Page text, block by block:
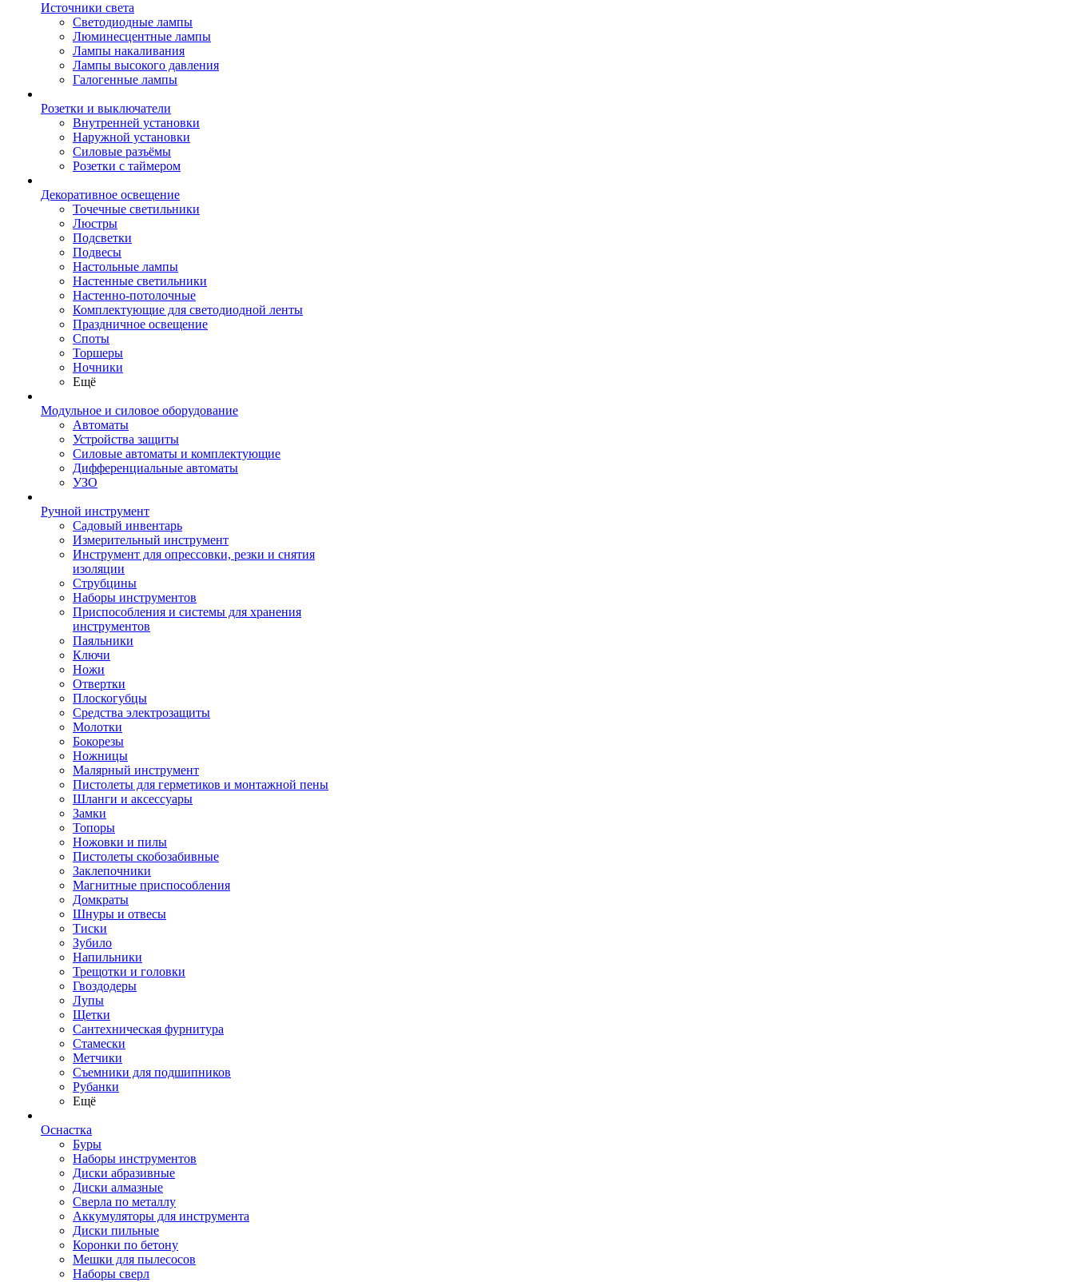
Источники света
Светодиодные лампы
Люминесцентные лампы
Лампы накаливания
Лампы высокого давления
Галогенные лампы
Розетки и выключатели
Внутренней установки
Наружной установки
Силовые разъёмы
Розетки с таймером
Декоративное освещение
Точечные светильники
Люстры
Подсветки
Подвесы
Настольные лампы
Настенные светильники
Настенно-потолочные
Комплектующие для светодиодной ленты
Праздничное освещение
Споты
Торшеры
Ночники
Ещё
Модульное и силовое оборудование
Автоматы
Устройства защиты
Силовые автоматы и комплектующие
Дифференциальные автоматы
УЗО
Ручной инструмент
Садовый инвентарь
Измерительный инструмент
Инструмент для опрессовки, резки и снятия
изоляции
Струбцины
Наборы инструментов
Приспособления и системы для хранения
инструментов
Паяльники
Ключи
Ножи
Отвертки
Плоскогубцы
Средства электрозащиты
Молотки
Бокорезы
Ножницы
Малярный инструмент
Пистолеты для герметиков и монтажной пены
Шланги и аксессуары
Замки
Топоры
Ножовки и пилы
Пистолеты скобозабивные
Заклепочники
Магнитные приспособления
Домкраты
Шнуры и отвесы
Тиски
Зубило
Напильники
Трещотки и головки
Гвоздодеры
Лупы
Щетки
Сантехническая фурнитура
Стамески
Метчики
Съемники для подшипников
Рубанки
Ещё
Оснастка
Буры
Наборы инструментов
Диски абразивные
Диски алмазные
Сверла по металлу
Аккумуляторы для инструмента
Диски пильные
Коронки по бетону
Мешки для пылесосов
Наборы сверл